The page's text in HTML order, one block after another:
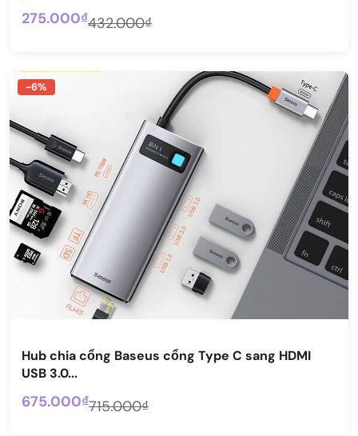
275.000₫432.000₫
-6%
Hub chia cổng Baseus cổng Type C sang HDMI
USB 3.0...
675.000₫715.000₫